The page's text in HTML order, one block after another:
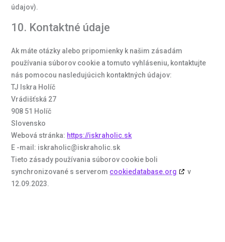
údajov).
10. Kontaktné údaje
Ak máte otázky alebo pripomienky k našim zásadám
používania súborov cookie a tomuto vyhláseniu, kontaktujte
nás pomocou nasledujúcich kontaktných údajov:
TJ Iskra Holíč
Vrádišťská 27
908 51 Holíč
Slovensko
Webová stránka: https://iskraholic.sk
E -mail: iskraholic@iskraholic.sk
Tieto zásady používania súborov cookie boli
synchronizované s serverom cookiedatabase.org
v
12.09.2023.